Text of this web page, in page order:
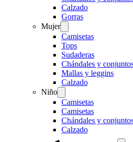
Calzado
Gorras
Mujer
Camisetas
Tops
Sudaderas
Chándales y
Mallas y leggins
Calzado
Niño
Camisetas
Camisetas
Chándales y
Calzado